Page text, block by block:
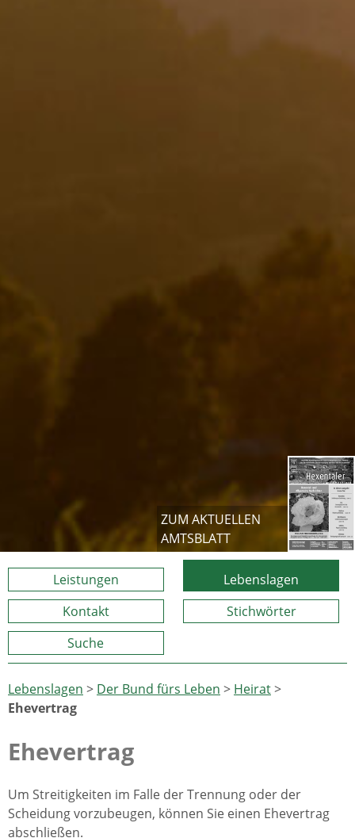
ZUM AKTUELLEN
AMTSBLATT
Leistungen
Lebenslagen
Kontakt
Stichwörter
Suche
Lebenslagen > Der Bund fürs Leben > Heirat>
Ehevertrag
Ehevertrag
Um Streitigkeiten im Falle der Trennung oder der
Scheidung vorzubeugen, können Sie einen Ehevertrag
abschließen.